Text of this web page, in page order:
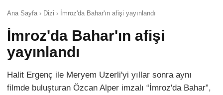
Ana Sayfa › Dizi › İmroz'da Bahar'ın afişi yayınlandı
İmroz'da Bahar'ın afişi
yayınlandı
Halit Ergenç ile Meryem Uzerli'yi yıllar sonra aynı
filmde buluşturan Özcan Alper imzalı “İmroz'da Bahar”,